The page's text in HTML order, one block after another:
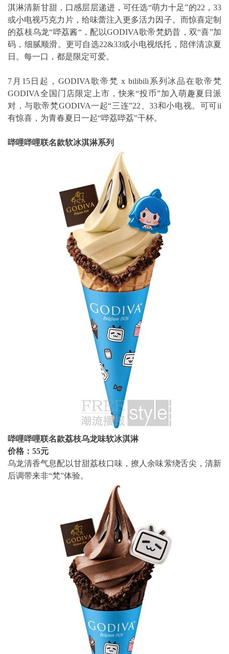
淇淋清新甘甜，口感层层递进，可任选“萌力十足”的22，33
或小电视巧克力片，给味蕾注入更多活力因子。而惊喜定制
的荔枝乌龙“哔荔酱“，配以GODIVA歌帝梵奶昔，双“喜”加
码，细腻顺滑。更可自选22&33或小电视纸托，陪伴清凉夏
日。每一口，都是限定可爱。
7月15日起，GODIVA歌帝梵 x bilibili系列冰品在歌帝梵
GODIVA全国门店限定上市，快来“投币”加入萌趣夏日派
对，与歌帝梵GODIVA一起“三连”22、33和小电视。可可ii
有惊喜，为青春夏日一起“哔荔哔荔”干杯。
哔哩哔哩联名款软冰淇淋系列
哔哩哔哩联名款荔枝乌龙味软冰淇淋
价格：55元
乌龙清香气息配以甘甜荔枝口味，撩人余味萦绕舌尖，清新
后调带来非“梵”体验。